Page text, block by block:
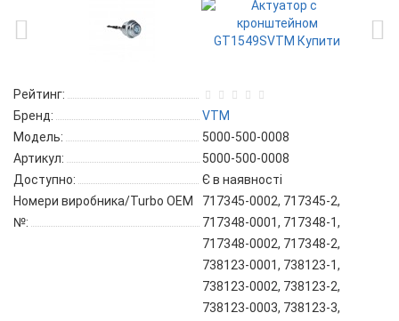
Рейтинг:
Бренд:
VTM
Модель:
5000-500-0008
Артикул:
5000-500-0008
Доступно:
Є в наявності
Номери виробника/Turbo OEM
№:
717345-0002, 717345-2,
717348-0001, 717348-1,
717348-0002, 717348-2,
738123-0001, 738123-1,
738123-0002, 738123-2,
738123-0003, 738123-3,